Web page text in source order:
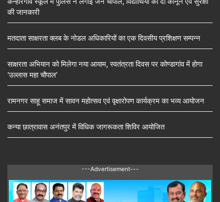
की जानकारी
मतदाता साक्षरता क्लब के नोडल अधिकारियों का एक दिवसीय प्रशिक्षण सम्पन्न
साक्षरता अभियान को मिलेगा नया आयाम, स्वतंत्रता दिवस पर कोण्डागांव में होगा
‘उल्लास महा चौपाल’
रामनगर साहू समाज में सावन महोत्सव एवं वृक्षारोपण कार्यक्रम का भव्य आयोजन
कन्या छात्रावास अनंतपुर में विधिक जागरूकता शिविर आयोजित
---Advertisement---